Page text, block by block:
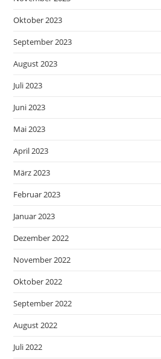
Oktober 2023
September 2023
August 2023
Juli 2023
Juni 2023
Mai 2023
April 2023
März 2023
Februar 2023
Januar 2023
Dezember 2022
November 2022
Oktober 2022
September 2022
August 2022
Juli 2022